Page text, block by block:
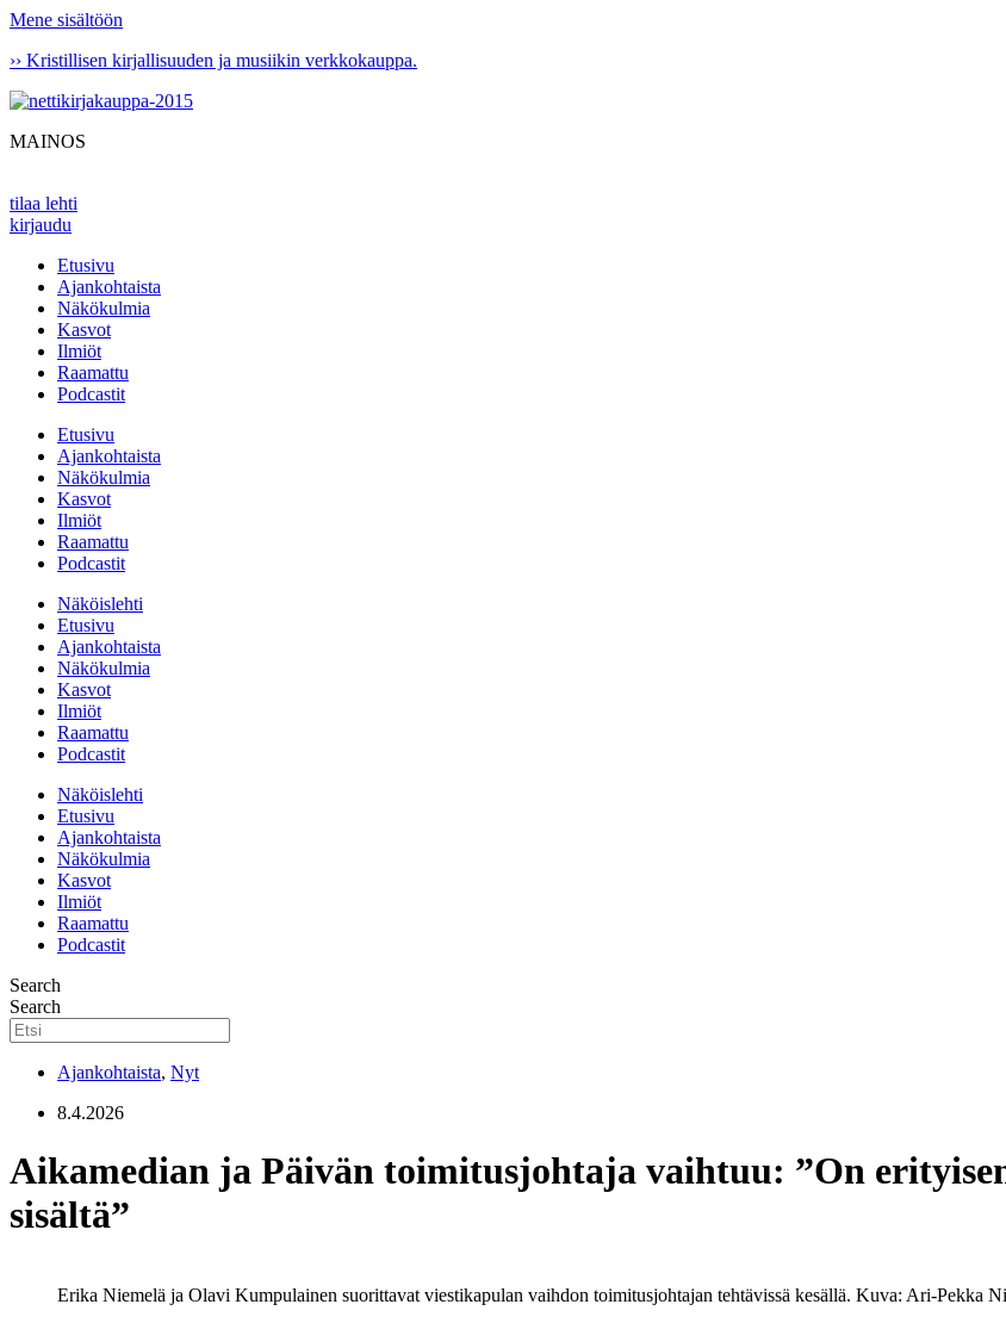
Mene sisältöön
›› Kristillisen kirjallisuuden ja musiikin verkkokauppa.
MAINOS
tilaa lehti
kirjaudu
Etusivu
Ajankohtaista
Näkökulmia
Kasvot
Ilmiöt
Raamattu
Podcastit
Etusivu
Ajankohtaista
Näkökulmia
Kasvot
Ilmiöt
Raamattu
Podcastit
Näköislehti
Etusivu
Ajankohtaista
Näkökulmia
Kasvot
Ilmiöt
Raamattu
Podcastit
Näköislehti
Etusivu
Ajankohtaista
Näkökulmia
Kasvot
Ilmiöt
Raamattu
Podcastit
Search
Search
Ajankohtaista, Nyt
8.4.2026
Aikamedian ja Päivän toimitusjohtaja vaihtuu: ”On
sisältä”
Erika Niemelä ja Olavi Kumpulainen suorittavat viestikapulan vaihdon toimitusjohtajan tehtävissä kesällä. Kuva: Ari-Pekka